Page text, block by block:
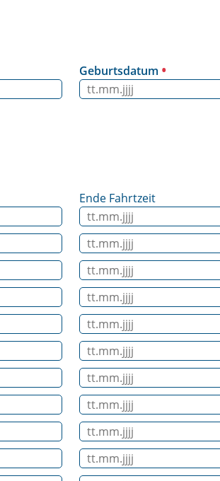
Geburtsdatum
Ende Fahrtzeit